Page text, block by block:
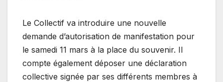
Le Collectif va introduire une nouvelle
demande d’autorisation de manifestation pour
le samedi 11 mars à la place du souvenir. Il
compte également déposer une déclaration
collective signée par ses différents membres à